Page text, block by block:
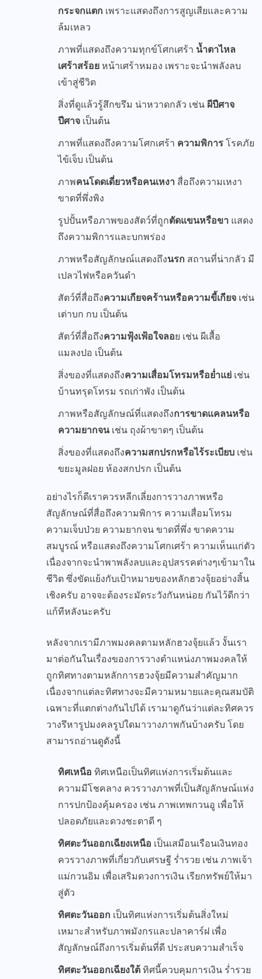
กระจกแตก เพราะแสดงถึงการสูญเสียและความ
ล้มเหลว
ภาพที่แสดงถึงความทุกข์โศกเศร้า น้ำตาไหล
เศร้าสร้อยหน้าเศร้าหมอง เพราะจะนำพลังลบ
เข้าสู่ชีวิต
สิ่งที่ดูแล้วรู้สึกขรึม น่าหวาดกลัว เช่นผีปีศาจ
ปีศาจ เป็นต้น
ภาพที่แสดงถึงความโศกเศร้า ความพิการโรคภัย
ไข้เจ็บ เป็นต้น
ภาพคนโดดเดี่ยวหรือคนเหงา สื่อถึงความเหงา
ขาดที่พึ่งพิง
รูปปั้นหรือภาพของสัตว์ที่ถูกตัดแขนหรือขา แสดง
ถึงความพิการและบกพร่อง
ภาพหรือสัญลักษณ์แสดงถึงนรก สถานที่น่ากลัว มี
เปลวไฟหรือควันดำ
สัตว์ที่สื่อถึงความเกียจคร้านหรือความขี้เกียจ เช่น
เต่าบก กบ เป็นต้น
สัตว์ที่สื่อถึงความฟุ้งเฟ้อใจลอย เช่น ผีเสื้อ
แมลงปอ เป็นต้น
สิ่งของที่แสดงถึงความเสื่อมโทรมหรือย่ำแย่ เช่น
บ้านทรุดโทรม รถเก่าพัง เป็นต้น
ภาพหรือสัญลักษณ์ที่แสดงถึงการขาดแคลนหรือ
ความยากจนเช่น ถุงผ้าขาดๆ เป็นต้น
สิ่งของที่แสดงถึงความสกปรกหรือไร้ระเบียบ เช่น
ขยะมูลฝอย ห้องสกปรก เป็นต้น
อย่างไรก็ดีเราควรหลีกเลี่ยงการวางภาพหรือ
สัญลักษณ์ที่สื่อถึงความพิการ ความเสื่อมโทรม
ความเจ็บป่วย ความยากจน ขาดที่พึ่ง ขาดความ
สมบูรณ์ หรือแสดงถึงความโศกเศร้า ความเห็นแก่ตัว
เนื่องจากจะนำพาพลังลบและอุปสรรคต่างๆเข้ามาใน
ชีวิต ซึ่งขัดแย้งกับเป้าหมายของหลักฮวงจุ้ยอย่างสิ้น
เชิงครับ อาจจะต้องระมัดระวังกันหน่อย กันไว้ดีกว่า
แก้ทีหลังนะครับ
หลังจากเรามีภาพมงคลตามหลักฮวงจุ้ยแล้ว งั้นเรา
มาต่อกันในเรื่องของการวางตำแหน่งภาพมงคลให้
ถูกทิศทางตามหลักการฮวงจุ้ยมีความสำคัญมาก
เนื่องจากแต่ละทิศทางจะมีความหมายและคุณสมบัติ
เฉพาะที่แตกต่างกันไปได้ เรามาดูกันว่าแต่ละทิศควร
วางรึหารูปมงคลรูปใดมาวางภาพกันบ้างครับ โดย
สามารถอ่านดูดังนี้
ทิศเหนือ ทิศเหนือเป็นทิศแห่งการเริ่มต้นและ
ความมีโชคลาง ควรวางภาพที่เป็นสัญลักษณ์แห่ง
การปกป้องคุ้มครอง เช่น ภาพเทพกวนอู เพื่อให้
ปลอดภัยและดวงชะตาดี ๆ
ทิศตะวันออกเฉียงเหนือ เป็นเสมือนเรือนเงินทอง
ควรวางภาพที่เกี่ยวกับเศรษฐี ร่ำรวย เช่น ภาพเจ้า
แม่กวนอิม เพื่อเสริมดวงการเงิน เรียกทรัพย์ให้มา
สู่ตัว
ทิศตะวันออก เป็นทิศแห่งการเริ่มต้นสิ่งใหม่
เหมาะสำหรับภาพมังกรและปลาคาร์ฝ เพื่อ
สัญลักษณ์ถึงการเริ่มต้นที่ดี ประสบความสำเร็จ
ทิศตะวันออกเฉียงใต้ทิศนี้ควบคุมการเงิน ร่ำรวย